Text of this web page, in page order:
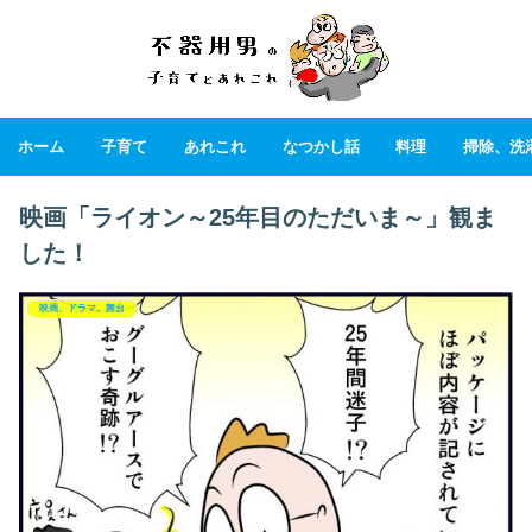
ホーム 子育て あれこれ なつかし話 料理 掃除、洗
映画「ライオン～25年目のただいま～」観ま
した！
映画、ドラマ、舞台